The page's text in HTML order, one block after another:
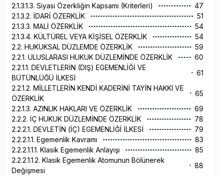
2.1.3.1.3. Siyasi Özerkliğin Kapsamı (Kriterleri)
47
2.1.3.2. İDARİ ÖZERKLİK
51
2.1.3.3. MALİ ÖZERKLİK
54
2.1.3.4. KÜLTÜREL VEYA KİŞİSEL ÖZERKLİK
54
2.2. HUKUKSAL DÜZLEMDE ÖZERKLİK
59
2.2.1. ULUSLARASI HUKUK DÜZLEMİNDE ÖZERKLİK
60
2.2.1.1. DEVLETLERİN (DIŞ) EGEMENLİĞİ VE
BÜTÜNLÜĞÜ İLKESİ
61
2.2.1.2. MİLLETLERİN KENDİ KADERİNİ TAYİN HAKKI VE
ÖZERKLİK
65
2.2.1.3. AZINLIK HAKLARI VE ÖZERKLİK
69
2.2.2. İÇ HUKUK DÜZLEMİNDE ÖZERKLİK
78
2.2.2.1. DEVLETİN (İÇ) EGEMENLİĞİ İLKESİ
79
2.2.2.1.1. Egemenlik Kavramı
83
2.2.2.1.1.1. Klasik Egemenlik Anlayışı
85
2.2.2.1.1.2. Klasik Egemenlik Atomunun Bölünerek
Değişmesi
88